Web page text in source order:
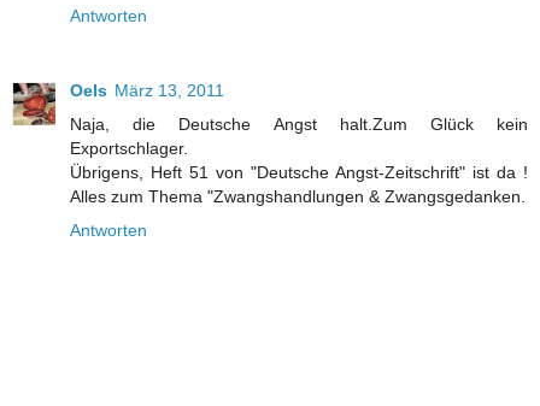
Antworten
Oels März 13, 2011
Naja, die Deutsche Angst halt.Zum Glück kein
Exportschlager.
Übrigens, Heft 51 von "Deutsche Angst-Zeitschrift" ist da !
Alles zum Thema "Zwangshandlungen & Zwangsgedanken.
Antworten